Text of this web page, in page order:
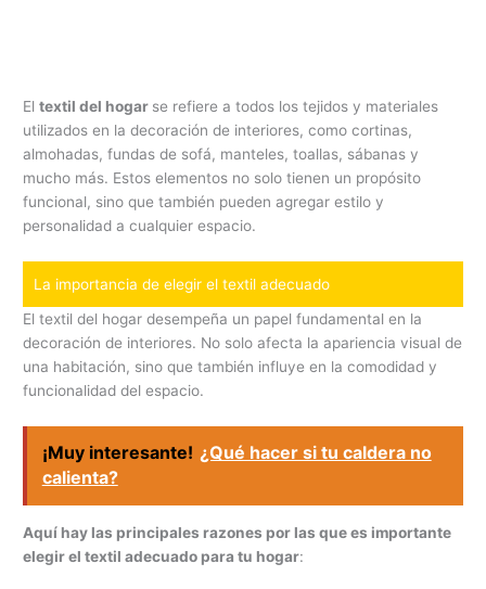
Eltextil del hogar se refiere a todos los tejidos y materiales
utilizados en la decoración de interiores, como cortinas,
almohadas, fundas de sofá, manteles, toallas, sábanas y
mucho más. Estos elementos no solo tienen un propósito
funcional, sino que también pueden agregar estilo y
personalidad a cualquier espacio.
La importancia de elegir el textil adecuado
El textil del hogar desempeña un papel fundamental en la
decoración de interiores. No solo afecta la apariencia visual de
una habitación, sino que también influye en la comodidad y
funcionalidad del espacio.
¡Muy interesante! ¿Qué hacer si tu caldera no
calienta?
Aquí hay las principales razones por las que es importante
elegir el textil adecuado para tu hogar: